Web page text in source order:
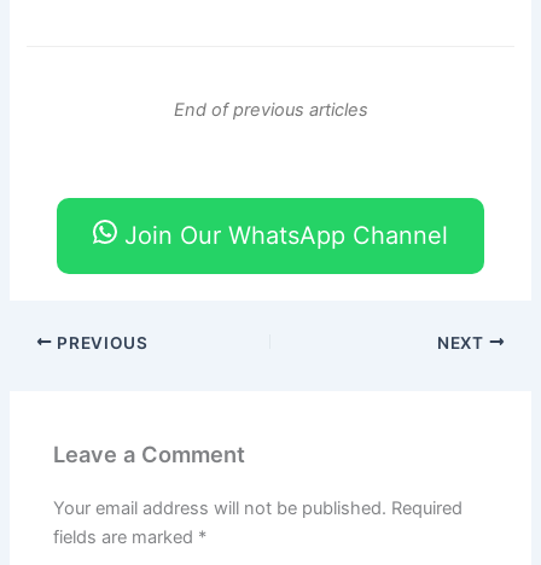
End of previous articles
Join Our WhatsApp Channel
PREVIOUS NEXT
Leave a Comment
Your email address will not be published. Required
fields are marked *